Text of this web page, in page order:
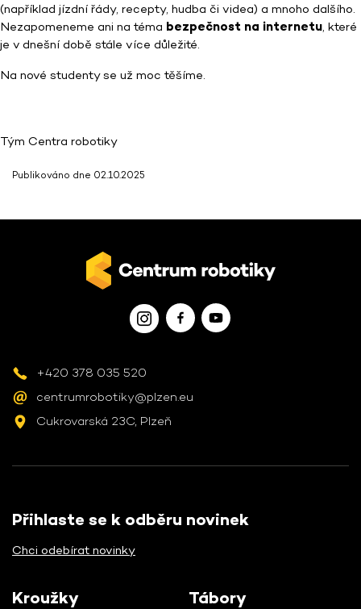
(například jízdní řády, recepty, hudba či videa) a mnoho dalšího.
Nezapomeneme ani na téma bezpečnost na internetu, které
je v dnešní době stále více důležité.
Na nové studenty se už moc těšíme.
Tým Centra robotiky
Publikováno dne 02.10.2025
+420 378 035 520
centrumrobotiky@plzen.eu
Cukrovarská 23C, Plzeň
Přihlaste se k odběru novinek
Chci odebírat novinky
Kroužky Tábory